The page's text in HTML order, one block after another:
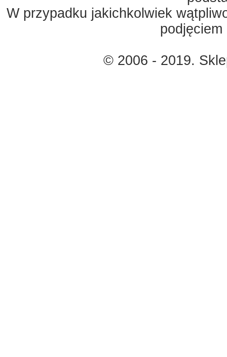
W przypadku jakichkolwiek
© 2006 - 2019.